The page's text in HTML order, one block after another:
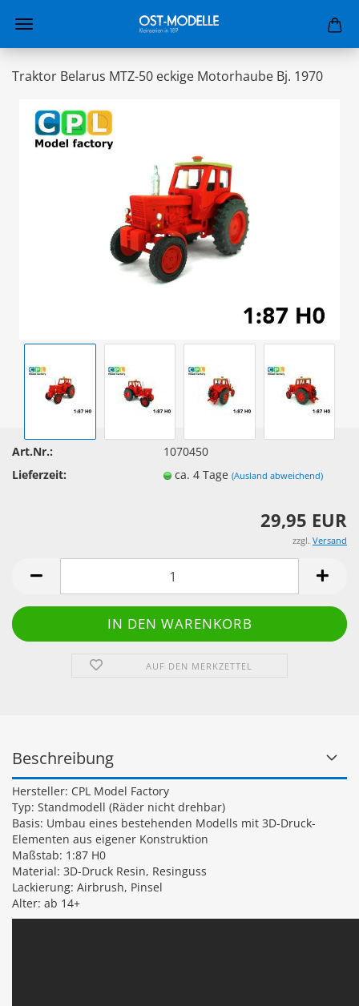
Traktor Belarus MTZ-50 eckige Motorhaube Bj. 1970
Art.Nr.:
1070450
Lieferzeit:
ca. 4 Tage(Ausland abweichend)
29,95 EUR
zzgl. Versand
AUF DEN MERKZETTEL
Beschreibung
Hersteller: CPL Model Factory
Typ: Standmodell (Räder nicht drehbar)
Basis: Umbau eines bestehenden Modells mit 3D-Druck-
Elementen aus eigener Konstruktion
Maßstab: 1:87 H0
Material: 3D-Druck Resin, Resinguss
Lackierung: Airbrush, Pinsel
Alter: ab 14+